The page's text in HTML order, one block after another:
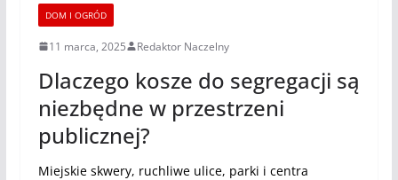
DOM I OGRÓD
11 marca, 2025 Redaktor Naczelny
Dlaczego kosze do segregacji są
niezbędne w przestrzeni
publicznej?
Miejskie skwery, ruchliwe ulice, parki i centra